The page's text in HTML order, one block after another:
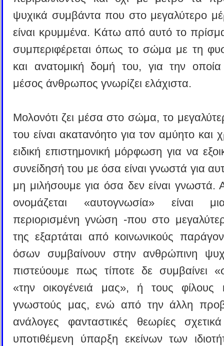
ψυχικά συμβάντα που στο μεγαλύτερο
είναι κρυμμένα. Κάτω από αυτό το
συμπεριφέρεται όπως το σώμα με τη
και ανατομική δομή του, για την
μέσος άνθρωπος γνωρίζει ελάχιστα.
Μολονότι ζει μέσα στο σώμα, το
του είναι ακατανόητο για τον αμύητο και
ειδική επιστημονική μόρφωση για να
συνείδησή του με όσα είναι γνωστά για
μη μιλήσουμε για όσα δεν είναι γνωστά.
ονομάζεται «αυτογνωσία» είναι
περιορισμένη γνώση -που στο
της εξαρτάται από κοινωνικούς
όσων συμβαίνουν στην ανθρώπινη
πιστεύουμε πως τίποτε δε συμβαίνει
«την οικογένειά μας», ή τους φίλους
γνωστούς μας, ενώ από την άλλη
ανάλογες φανταστικές θεωρίες
υποτιθέμενη ύπαρξη εκείνων των